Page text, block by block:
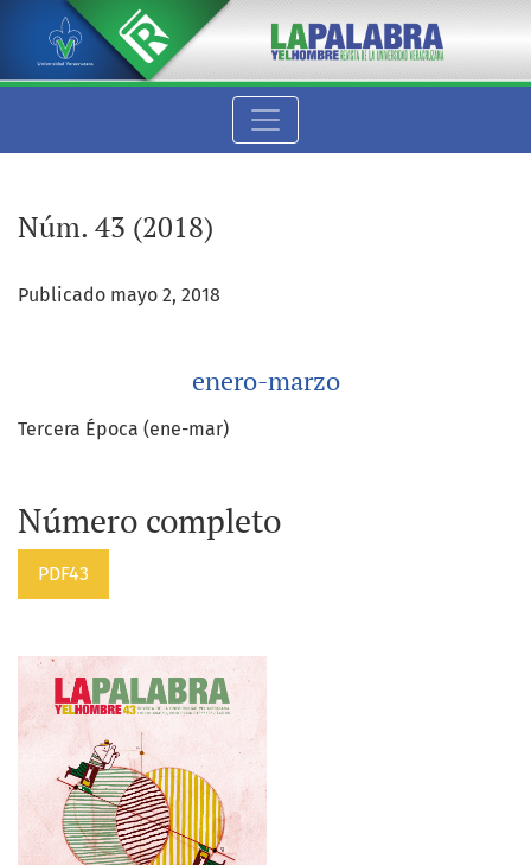
Núm. 43 (2018): enero-marzo
Núm. 43 (2018)
Publicado mayo 2, 2018
enero-marzo
Tercera Época (ene-mar)
Número completo
PDF43